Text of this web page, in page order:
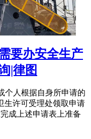
要办安全生产
|律图
个人根据自身所申请的
生许可受理处领取申请
成上述申请表上准备